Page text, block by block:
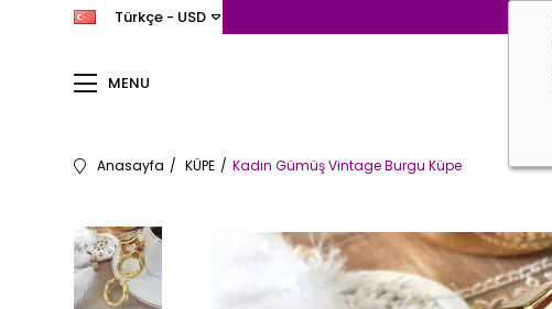
MENU
Türkçe - USD
Anasayfa KÜPE Kadın Gümüş Vintage Burgu Küpe